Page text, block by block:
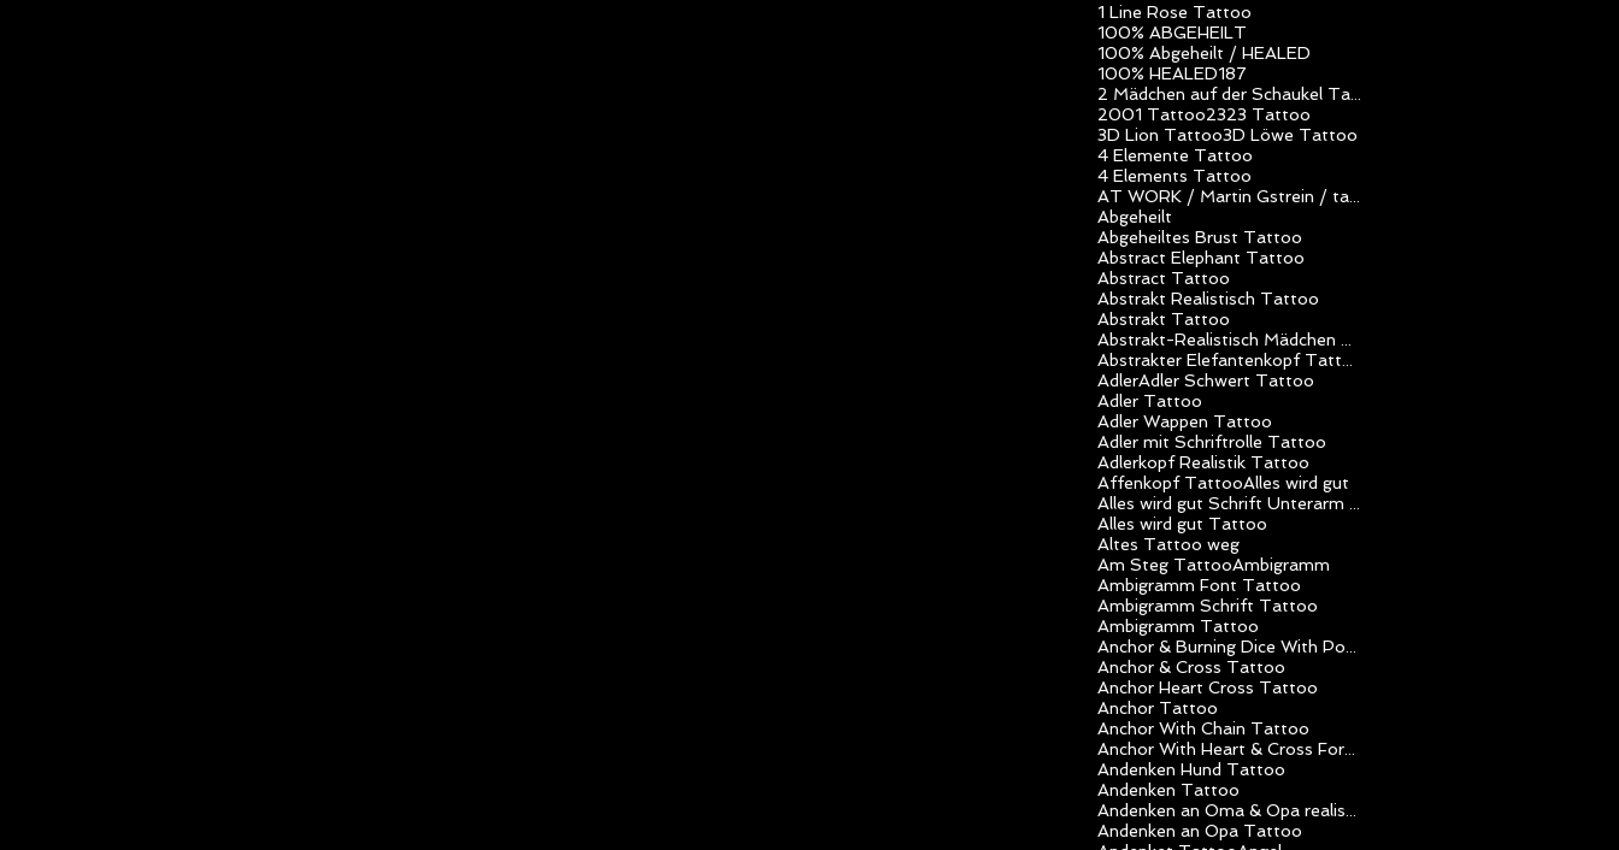
1 Line Rose Tattoo
100% ABGEHEILT
100% Abgeheilt / HEALED
100% HEALED187
2001 Tattoo2323 Tattoo
3D Lion Tattoo3D Löwe Tattoo
4 Elemente Tattoo
4 Elements Tattoo
Abgeheilt
Abgeheiltes Brust Tattoo
Abstract Elephant Tattoo
Abstract Tattoo
Abstrakt Realistisch Tattoo
Abstrakt Tattoo
AdlerAdler Schwert Tattoo
Adler Tattoo
Adler Wappen Tattoo
Adler mit Schriftrolle Tattoo
Adlerkopf Realistik Tattoo
Affenkopf TattooAlles wird gut
Alles wird gut Tattoo
Altes Tattoo weg
Am Steg TattooAmbigramm
Ambigramm Font Tattoo
Ambigramm Schrift Tattoo
Ambigramm Tattoo
Anchor & Cross Tattoo
Anchor Heart Cross Tattoo
Anchor Tattoo
Anchor With Chain Tattoo
Andenken Hund Tattoo
Andenken Tattoo
Andenken an Opa Tattoo